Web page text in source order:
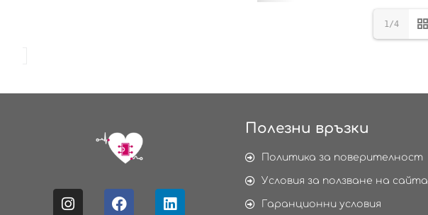
1/4
Полезни връзки
Политика за поверителност
Условия за ползване на сайта
Гаранционни условия